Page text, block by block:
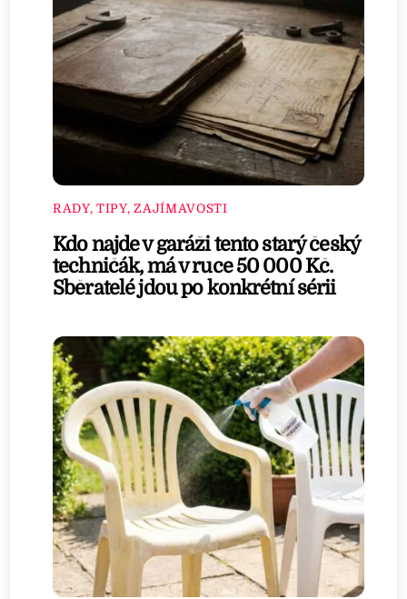
RADY, TIPY, ZAJÍMAVOSTI
Kdo najde v garáži tento starý český
techničák, má v ruce 50 000 Kč.
Sběratelé jdou po konkrétní sérii